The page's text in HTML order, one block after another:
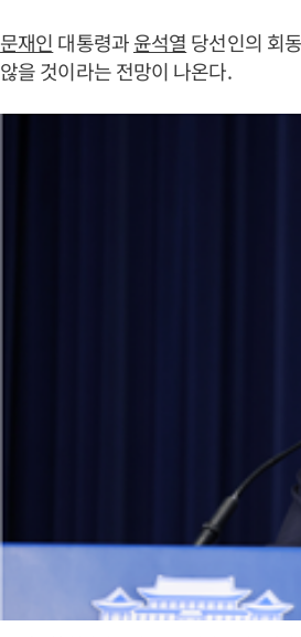
문재인 대통령과윤석열 당선인의 회
않을 것이라는 전망이 나온다.